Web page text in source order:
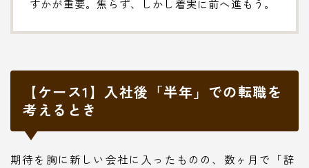
すかが重要。焦らず、しかし着実に前へ進もう。
【ケース1】入社後「半年」での転職を
考えるとき
期待を胸に新しい会社に入ったものの、数ヶ月で「辞